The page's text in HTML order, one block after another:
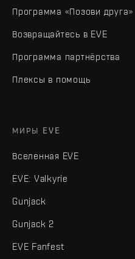
Программа «Позови друга»
Возвращайтесь в EVE
Программа партнёрства
Плексы в помощь
МИРЫ EVE
Вселенная EVE
EVE: Valkyrie
Gunjack
Gunjack 2
EVE Fanfest